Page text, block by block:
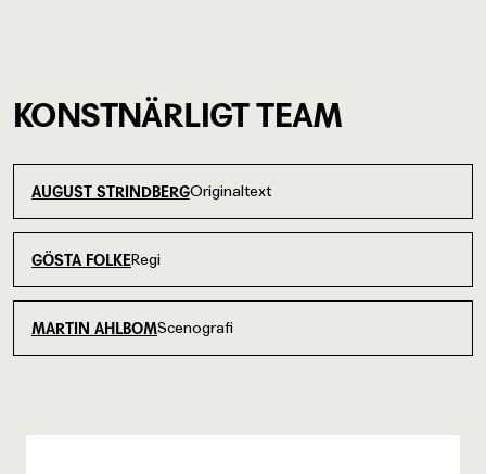
KONSTNÄRLIGT TEAM
AUGUST STRINDBERGOriginaltext
GÖSTA FOLKERegi
MARTIN AHLBOMScenografi